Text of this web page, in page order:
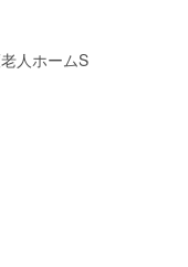
人ホームS